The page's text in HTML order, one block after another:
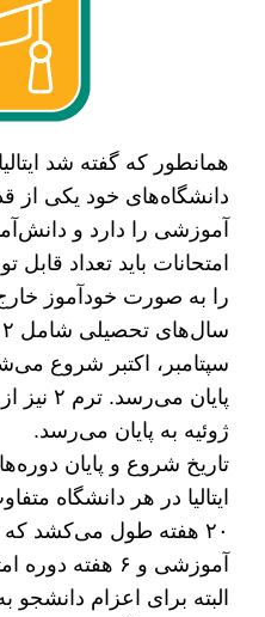
همانطور که گفته شد
دانشگاه‌های خود یکی از
آموزشی را دارد و
امتحانات باید تعداد
را به صورت خودآموز
سپتامبر، اکتبر شروع
پایان
ژوئیه به پایان می‌رسد.
تاریخ شروع و پایان
ایتالیا در هر دانشگاه
آموزشی و ۶ هفته دوره امتحان می‌باشد.
البته برای اعزام دانشجو به